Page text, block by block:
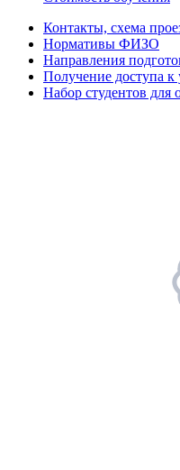
Контакты, схема
Нормативы ФИЗО
Направления
Получение доступа
Набор студентов для